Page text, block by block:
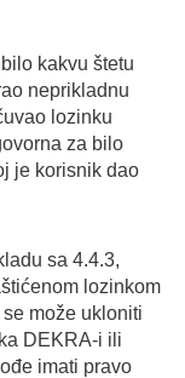
kakvu štetu
neprikladnu
lozinku
za bilo
je korisnik dao
sa 4.4.3,
lozinkom
može ukloniti
DEKRA-i ili
imati pravo